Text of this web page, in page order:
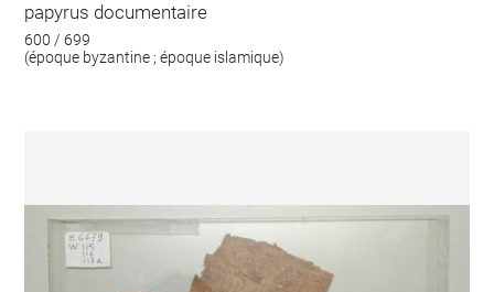
papyrus documentaire
600 / 699
(époque byzantine ; époque islamique)